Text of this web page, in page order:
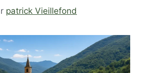
patrick Vieillefond